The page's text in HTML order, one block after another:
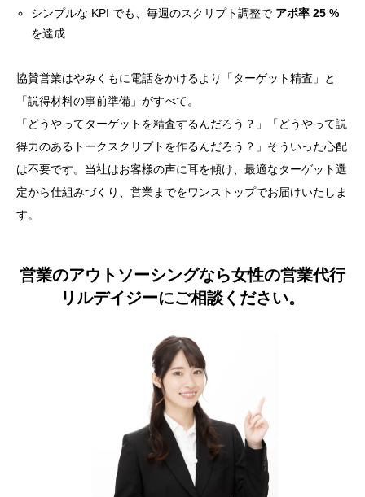
シンプルな KPI でも、毎週のスクリプト調整で アポ率 25 %
を達成
協賛営業はやみくもに電話をかけるより「ターゲット精査」と
「説得材料の事前準備」がすべて。
「どうやってターゲットを精査するんだろう？」「どうやって説
得力のあるトークスクリプトを作るんだろう？」そういった心配
は不要です。当社はお客様の声に耳を傾け、最適なターゲット選
定から仕組みづくり、営業までをワンストップでお届けいたしま
す。
営業のアウトソーシングなら女性の営業代行
リルデイジーにご相談ください。